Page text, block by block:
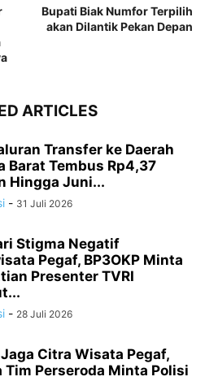
Bupati Biak Numfor Terpilih
akan Dilantik Pekan Depan
ARTICLES
Transfer ke Daerah
Barat Tembus Rp4,37
Hingga Juni...
- 31 Juli 2026
Stigma Negatif
Pegaf, BP3OKP Minta
Presenter TVRI
- 28 Juli 2026
Citra Wisata Pegaf,
Tim Perseroda Minta Polisi